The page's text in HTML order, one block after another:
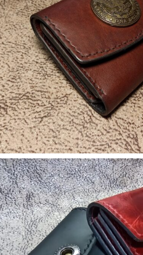
1. Портмоне, гаманці5. Аксесуари
Подвесной мини кошелек 00949